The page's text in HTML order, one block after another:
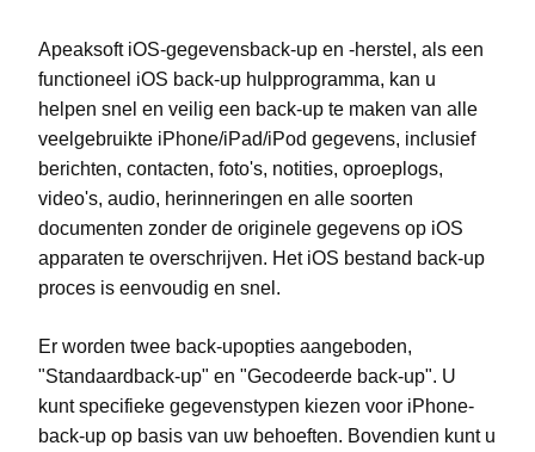
Apeaksoft iOS-gegevensback-up en -herstel , als een
functioneel iOS back-up hulpprogramma, kan u
helpen snel en veilig een back-up te maken van alle
veelgebruikte iPhone/iPad/iPod gegevens, inclusief
berichten, contacten, foto's, notities, oproeplogs,
video's, audio, herinneringen en alle soorten
documenten zonder de originele gegevens op iOS
apparaten te overschrijven. Het iOS bestand back-up
proces is eenvoudig en snel.
Er worden twee back-upopties aangeboden,
"Standaardback-up" en "Gecodeerde back-up". U
kunt specifieke gegevenstypen kiezen voor iPhone-
back-up op basis van uw behoeften. Bovendien kunt u